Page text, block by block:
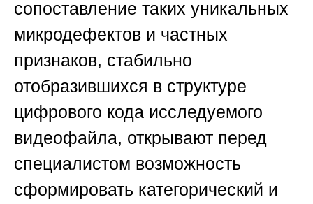
сопоставление таких уникальных
микродефектов и частных
признаков, стабильно
отобразившихся в структуре
цифрового кода исследуемого
видеофайла, открывают перед
специалистом возможность
сформировать категорический и